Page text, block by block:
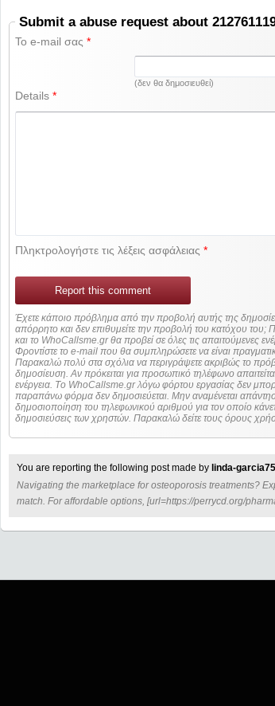
Submit a abuse request about
Το e-mail σας*
(δεν θα δημοσιευθεί)
Details*
Πληκτρολογήστε τις λέξεις ασφάλειας*
Report this comment
Έχετε κάποιο πρόβλημα από την προβολή αυτής της
απόρρητο και δεν επιθυμείτε την προβολή του κατόχου
και το WhoCallsme.gr θα προβεί σε όλες τις απαιτούμενες
Φροντίστε το e-mail που θα συμπληρώσετε να είναι
Παρακαλώ πολύ στα σχόλια να περιγράψετε ακριβώς το
δημοσίευση. Αν πρόκειται για προσωπικό τηλέφωνο απαιτείται η ταυτοποίηση των στοιχείων πριν από οποιοδήποτε
ενέργεια. Τo WhoCallsme.gr λόγω φόρτου εργασίας δεν
παραπάνω φόρμα δεν δημοσιεύεται. Μην αναμένεται
δημοσιοποίηση του τηλεφωνικού αριθμού για τον οποίο
δημοσιεύσεις των χρηστών. Παρακαλώ δείτε τους όρους
You are reporting the following post made by linda-garcia75
Navigating the marketplace for osteoporosis treatments?
match. For affordable options, [url=https://perrycd.org/